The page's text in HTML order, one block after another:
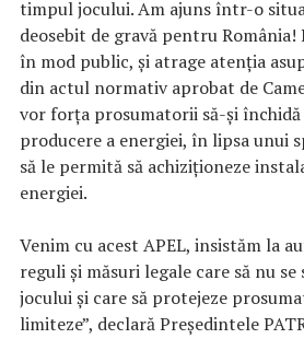
timpul jocului. Am ajuns într-o
deosebit de gravă pentru România!
în mod public, și atrage atenția
din actul normativ aprobat de
vor forța prosumatorii să-și
producere a energiei, în lipsa unui
să le permită să achiziționeze
energiei.
Venim cu acest APEL, insistăm la
reguli și măsuri legale care să nu
jocului și care să protejeze
limiteze”, declară Președintele